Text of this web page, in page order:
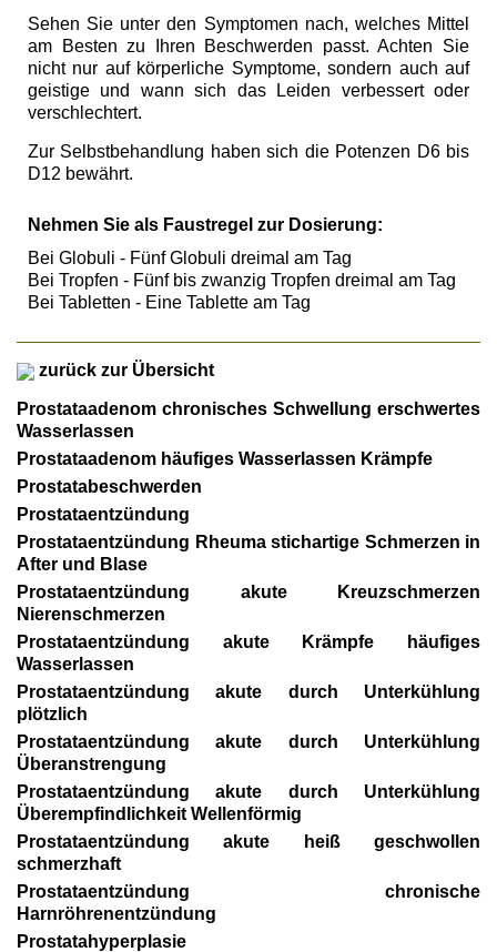
Sehen Sie unter den Symptomen nach, welches Mittel
am Besten zu Ihren Beschwerden passt. Achten Sie
nicht nur auf körperliche Symptome, sondern auch auf
geistige und wann sich das Leiden verbessert oder
verschlechtert.
Zur Selbstbehandlung haben sich die Potenzen D6 bis
D12 bewährt.
Nehmen Sie als Faustregel zur Dosierung:
Bei Globuli - Fünf Globuli dreimal am Tag
Bei Tropfen - Fünf bis zwanzig Tropfen dreimal am Tag
Bei Tabletten - Eine Tablette am Tag
zurück zur Übersicht
Prostataadenom chronisches Schwellung erschwertes
Wasserlassen
Prostataadenom häufiges Wasserlassen Krämpfe
Prostatabeschwerden
Prostataentzündung
Prostataentzündung Rheuma stichartige Schmerzen in
After und Blase
Prostataentzündung akute Kreuzschmerzen
Nierenschmerzen
Prostataentzündung akute Krämpfe häufiges
Wasserlassen
Prostataentzündung akute durch Unterkühlung
plötzlich
Prostataentzündung akute durch Unterkühlung
Überanstrengung
Prostataentzündung akute durch Unterkühlung
Überempfindlichkeit Wellenförmig
Prostataentzündung akute heiß geschwollen
schmerzhaft
Prostataentzündung chronische
Harnröhrenentzündung
Prostatahyperplasie